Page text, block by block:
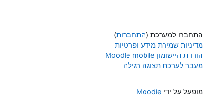
התחברו למערכת (התחברות)
מדיניות שמירת מידע ופרטיות
הורדת היישומון Moodle mobile
מעבר לערכת תצוגה רגילה
מופעל על ידי Moodle